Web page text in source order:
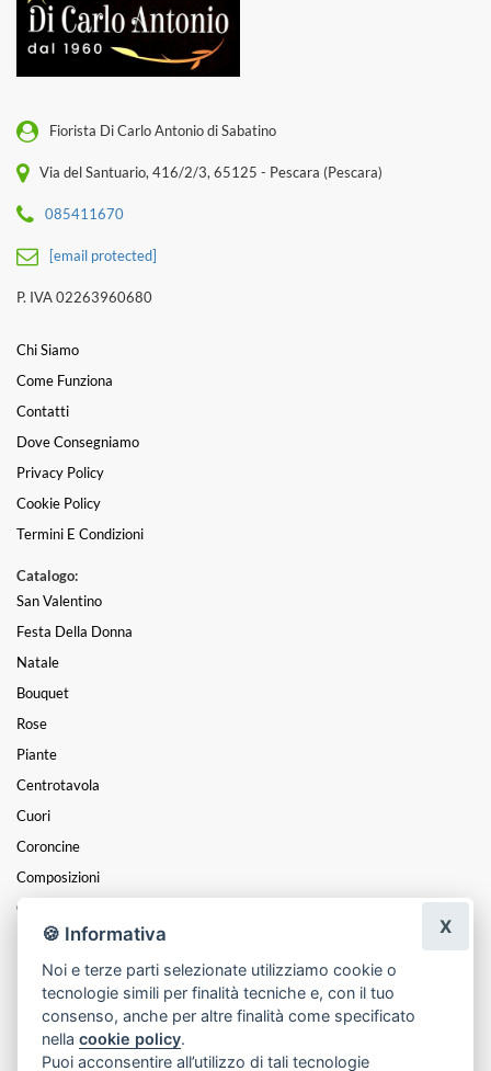
Fiorista Di Carlo Antonio di Sabatino
Via del Santuario, 416/2/3, 65125 - Pescara (Pescara)
085411670
[email protected]
P. IVA 02263960680
Chi Siamo
Come Funziona
Contatti
Dove Consegniamo
Privacy Policy
Cookie Policy
Termini E Condizioni
Catalogo:
San Valentino
Festa Della Donna
Natale
Bouquet
Rose
Piante
Centrotavola
Cuori
Coroncine
Composizioni
Cesti
Mazzi
Funebre
Festa Della Mamma
🍪 Informativa
Noi e terze parti selezionate utilizziamo cookie o
tecnologie simili per finalità tecniche e, con il tuo
consenso, anche per altre finalità come specificato
nellacookie policy.
Puoi acconsentire all’utilizzo di tali tecnologie
X